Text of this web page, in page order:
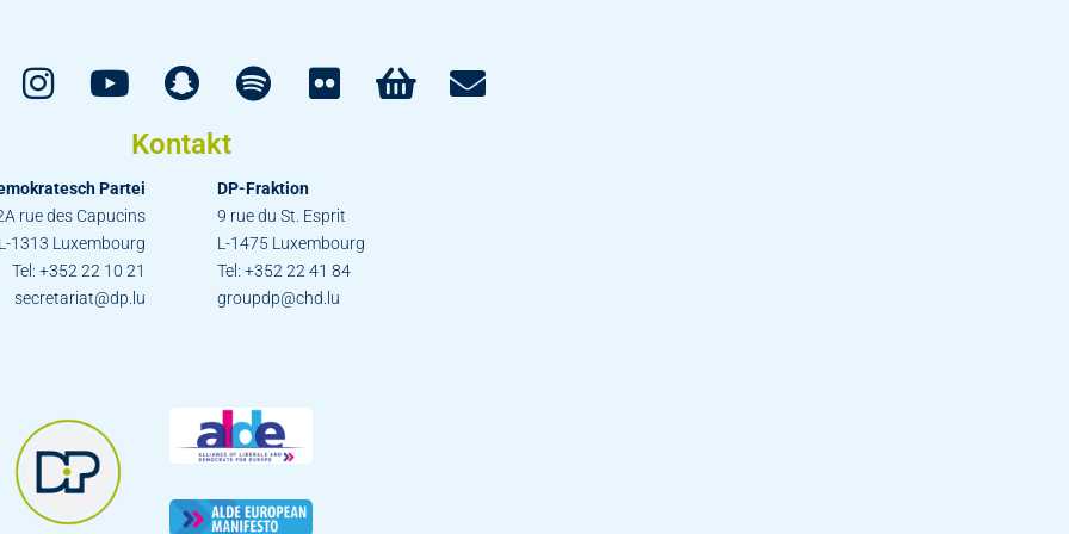
Kontakt
Partei
rue des Capucins
1313 Luxembourg
Tel: +352 22 10 21
secretariat@dp.lu
DP-Fraktion
9 rue du St. Esprit
L-1475 Luxembourg
Tel: +352 22 41 84
groupdp@chd.lu